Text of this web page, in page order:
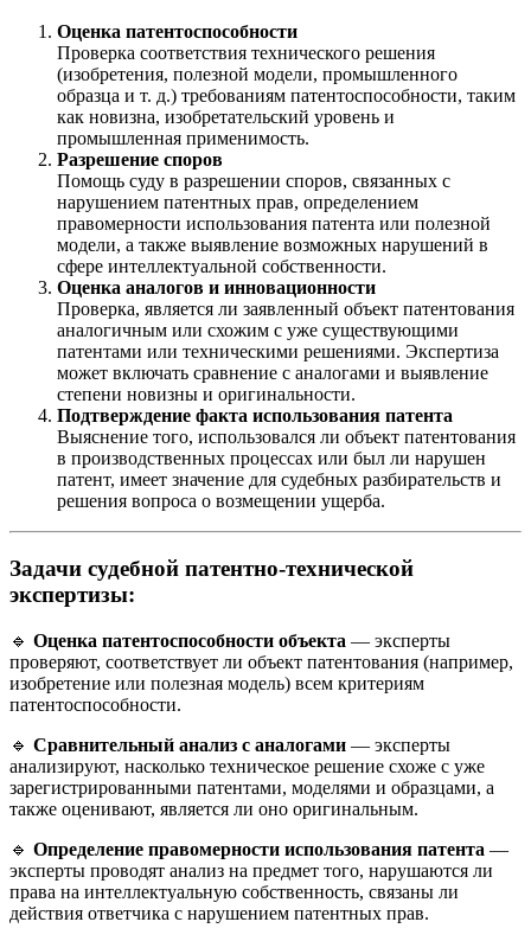
Оценка патентоспособности
Проверка соответствия технического решения
(изобретения, полезной модели, промышленного
образца и т. д.) требованиям патентоспособности, таким
как новизна, изобретательский уровень и
промышленная применимость.
Разрешение споров
Помощь суду в разрешении споров, связанных с
нарушением патентных прав, определением
правомерности использования патента или полезной
модели, а также выявление возможных нарушений в
сфере интеллектуальной собственности.
Оценка аналогов и инновационности
Проверка, является ли заявленный объект патентования
аналогичным или схожим с уже существующими
патентами или техническими решениями. Экспертиза
может включать сравнение с аналогами и выявление
степени новизны и оригинальности.
Подтверждение факта использования патента
Выяснение того, использовался ли объект патентования
в производственных процессах или был ли нарушен
патент, имеет значение для судебных разбирательств и
решения вопроса о возмещении ущерба.
Задачи судебной патентно-технической
экспертизы:
🔹 Оценка патентоспособности объекта — эксперты
проверяют, соответствует ли объект патентования (например,
изобретение или полезная модель) всем критериям
патентоспособности.
🔹 Сравнительный анализ с аналогами — эксперты
анализируют, насколько техническое решение схоже с уже
зарегистрированными патентами, моделями и образцами, а
также оценивают, является ли оно оригинальным.
🔹 Определение правомерности использования патента —
эксперты проводят анализ на предмет того, нарушаются ли
права на интеллектуальную собственность, связаны ли
действия ответчика с нарушением патентных прав.